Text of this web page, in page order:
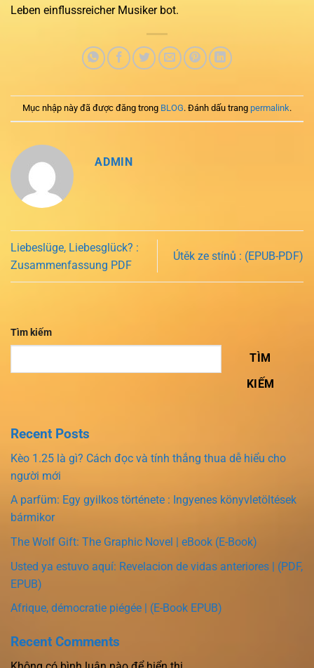
Leben einflussreicher Musiker bot.
Mục nhập này đã được đăng trong BLOG. Đánh dấu trang permalink.
ADMIN
Liebeslüge, Liebesglück? :
Zusammenfassung PDF
Útěk ze stínů : (EPUB-PDF)
Tìm kiếm
TÌM
KIẾM
Recent Posts
Kèo 1.25 là gì? Cách đọc và tính thắng thua dễ hiểu cho
người mới
A parfüm: Egy gyilkos története : Ingyenes könyvletöltések
bármikor
The Wolf Gift: The Graphic Novel | eBook (E-Book)
Usted ya estuvo aquí: Revelacion de vidas anteriores | (PDF,
EPUB)
Afrique, démocratie piégée | (E-Book EPUB)
Recent Comments